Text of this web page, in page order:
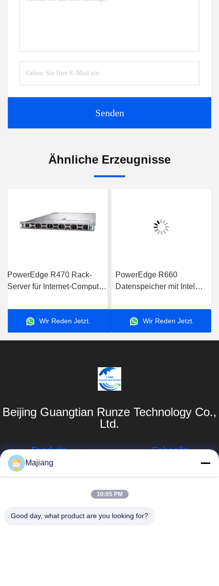
Senden
Ähnliche Erzeugnisse
PowerEdge R470 Rack-
Server für Internet-Computer-
Server
Wir Reden Jetzt.
PowerEdge R660
Datenspeicher mit Intel
Geschäftsanwendungen
Wir Reden Jetzt.
Beijing Guangtian Runze Technology Co.,
Ltd.
Produits
Server Dells GPU
Server Lenovo
18910255277
Schnelle
Majiang
10:05 PM
Good day, what product are you looking for?